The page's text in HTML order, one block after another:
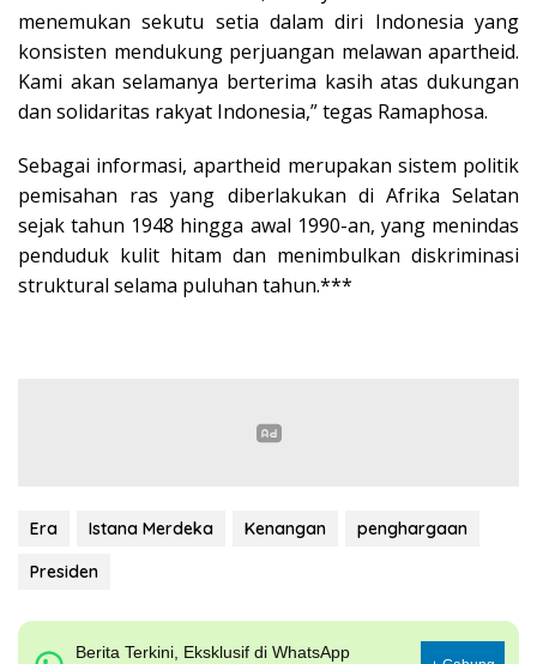
menemukan sekutu setia dalam diri Indonesia yang
konsisten mendukung perjuangan melawan apartheid.
Kami akan selamanya berterima kasih atas dukungan
dan solidaritas rakyat Indonesia,” tegas Ramaphosa.
Sebagai informasi, apartheid merupakan sistem politik
pemisahan ras yang diberlakukan di Afrika Selatan
sejak tahun 1948 hingga awal 1990-an, yang menindas
penduduk kulit hitam dan menimbulkan diskriminasi
struktural selama puluhan tahun.***
Era Istana Merdeka Kenangan
penghargaan
Presiden
Berita Terkini, Eksklusif di WhatsApp